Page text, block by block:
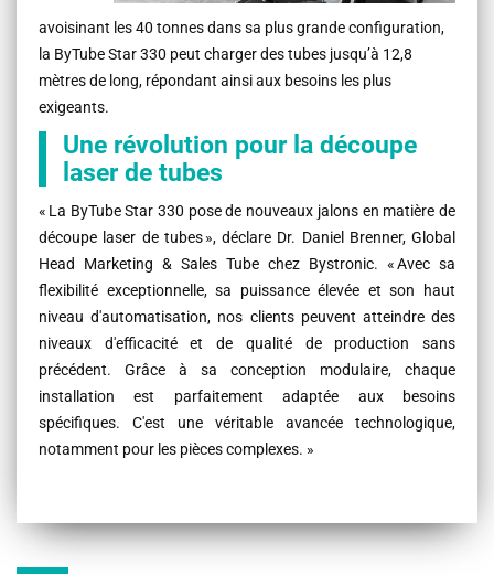
avoisinant les 40 tonnes dans sa plus grande configuration,
la ByTube Star 330 peut charger des tubes jusqu’à 12,8
mètres de long, répondant ainsi aux besoins les plus
exigeants.
Une révolution pour la découpe
laser de tubes
« La ByTube Star 330 pose de nouveaux jalons en matière de
découpe laser de tubes », déclare Dr. Daniel Brenner, Global
Head Marketing & Sales Tube chez Bystronic. « Avec sa
flexibilité exceptionnelle, sa puissance élevée et son haut
niveau d'automatisation, nos clients peuvent atteindre des
niveaux d'efficacité et de qualité de production sans
précédent. Grâce à sa conception modulaire, chaque
installation est parfaitement adaptée aux besoins
spécifiques. C'est une véritable avancée technologique,
notamment pour les pièces complexes. »